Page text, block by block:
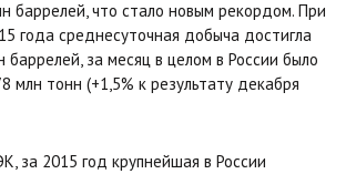
баррелей, что стало новым рекордом. При
года среднесуточная добыча достигла
баррелей, за месяц в целом в России было
млн тонн (+1,5% к результату декабря
за 2015 год крупнейшая в России